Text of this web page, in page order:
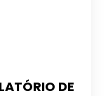
DE